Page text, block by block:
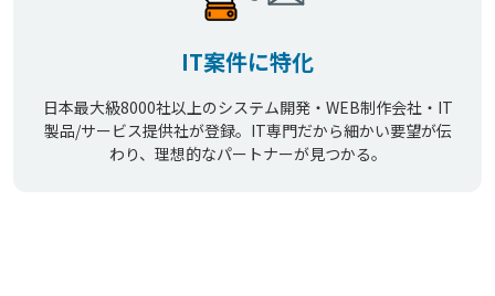
IT案件に特化
日本最大級8000社以上のシステム開発・WEB制作会社・IT
製品/サービス提供社が登録。IT専門だから細かい要望が伝
わり、理想的なパートナーが見つかる。